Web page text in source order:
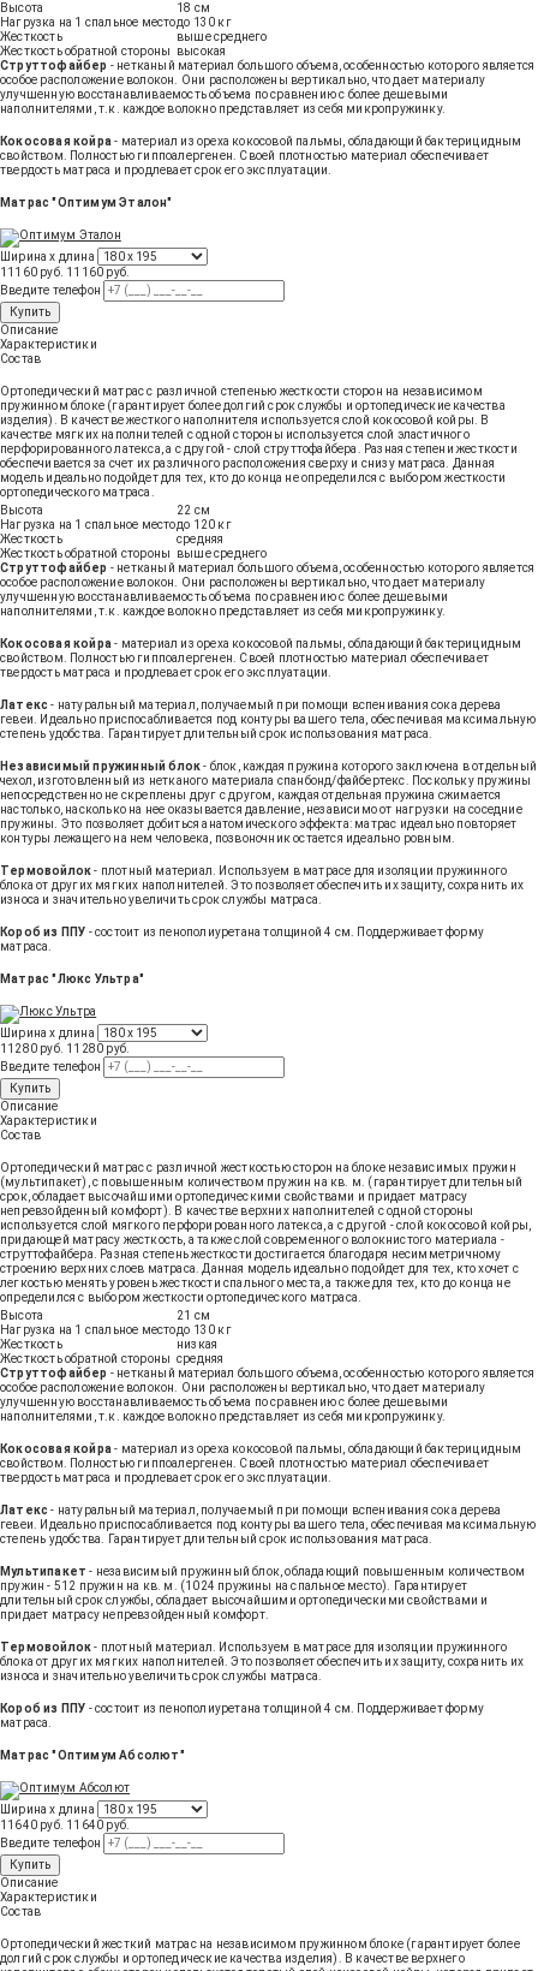
Высота
18 см
Нагрузка на 1 спальное местодо 130 кг
Жесткость
выше среднего
Жесткость обратной стороны
высокая
Струттофайбер - нетканый материал большого объема, особенностью которого является
особое расположение волокон. Они расположены вертикально, что дает материалу
улучшенную восстанавливаемость объема по сравнению с более дешевыми
наполнителями, т.к. каждое волокно представляет из себя микропружинку.
Кокосовая койра- материал из ореха кокосовой пальмы, обладающий бактерицидным
свойством. Полностью гиппоалергенен. Своей плотностью материал обеспечивает
твердость матраса и продлевает срок его эксплуатации.
Матрас "Оптимум Эталон"
Ширина х длина
11160 руб. 11160 руб.
Введите телефон
Купить
Описание
Характеристики
Состав
Ортопедический матрас с различной степенью жесткости сторон на независимом
пружинном блоке (гарантирует более долгий срок службы и ортопедические качества
изделия). В качестве жесткого наполнителя используется слой кокосовой койры. В
качестве мягких наполнителей с одной стороны используется слой эластичного
перфорированного латекса, а с другой - слой струттофайбера. Разная степени жесткости
обеспечивается за счет их различного расположения сверху и снизу матраса. Данная
модель идеально подойдет для тех, кто до конца не определился с выбором жесткости
ортопедического матраса.
Высота
22 см
Нагрузка на 1 спальное местодо 120 кг
Жесткость
средняя
Жесткость обратной стороны
выше среднего
Струттофайбер - нетканый материал большого объема, особенностью которого является
особое расположение волокон. Они расположены вертикально, что дает материалу
улучшенную восстанавливаемость объема по сравнению с более дешевыми
наполнителями, т.к. каждое волокно представляет из себя микропружинку.
Кокосовая койра- материал из ореха кокосовой пальмы, обладающий бактерицидным
свойством. Полностью гиппоалергенен. Своей плотностью материал обеспечивает
твердость матраса и продлевает срок его эксплуатации.
Латекс - натуральный материал, получаемый при помощи вспенивания сока дерева
гевеи. Идеально приспосабливается под контуры вашего тела, обеспечивая максимальную
степень удобства. Гарантирует длительный срок использования матраса.
Независимый пружинный блок- блок, каждая пружина которого заключена в отдельный
чехол, изготовленный из нетканого материала спанбонд/файбертекс. Поскольку пружины
непосредственно не скреплены друг с другом, каждая отдельная пружина сжимается
настолько, насколько на нее оказывается давление, независимо от нагрузки на соседние
пружины. Это позволяет добиться анатомического эффекта: матрас идеально повторяет
контуры лежащего на нем человека, позвоночник остается идеально ровным.
Термовойлок- плотный материал. Используем в матрасе для изоляции пружинного
блока от других мягких наполнителей. Это позволяет обеспечить их защиту, сохранить их
износа и значительно увеличить срок службы матраса.
Короб из ППУ - состоит из пенополиуретана толщиной 4 см. Поддерживает форму
матраса.
Матрас "Люкс Ультра"
Ширина х длина
11280 руб. 11280 руб.
Введите телефон
Купить
Описание
Характеристики
Состав
Ортопедический матрас с различной жесткостью сторон на блоке независимых пружин
(мультипакет), с повышенным количеством пружин на кв. м. (гарантирует длительный
срок, обладает высочайшими ортопедическими свойствами и придает матрасу
непревзойденный комфорт). В качестве верхних наполнителей с одной стороны
используется слой мягкого перфорированного латекса, а с другой - слой кокосовой койры,
придающей матрасу жесткость, а также слой современного волокнистого материала -
струттофайбера. Разная степень жесткости достигается благодаря несимметричному
строению верхних слоев матраса. Данная модель идеально подойдет для тех, кто хочет с
легкостью менять уровень жесткости спального места, а также для тех, кто до конца не
определился с выбором жесткости ортопедического матраса.
Высота
21 см
Нагрузка на 1 спальное местодо 130 кг
Жесткость
низкая
Жесткость обратной стороны средняя
Струттофайбер - нетканый материал большого объема, особенностью которого является
особое расположение волокон. Они расположены вертикально, что дает материалу
улучшенную восстанавливаемость объема по сравнению с более дешевыми
наполнителями, т.к. каждое волокно представляет из себя микропружинку.
Кокосовая койра- материал из ореха кокосовой пальмы, обладающий бактерицидным
свойством. Полностью гиппоалергенен. Своей плотностью материал обеспечивает
твердость матраса и продлевает срок его эксплуатации.
Латекс - натуральный материал, получаемый при помощи вспенивания сока дерева
гевеи. Идеально приспосабливается под контуры вашего тела, обеспечивая максимальную
степень удобства. Гарантирует длительный срок использования матраса.
Мультипакет - независимый пружинный блок, обладающий повышенным количеством
пружин - 512 пружин на кв. м. (1024 пружины на спальное место). Гарантирует
длительный срок службы, обладает высочайшими ортопедическими свойствами и
придает матрасу непревзойденный комфорт.
Термовойлок- плотный материал. Используем в матрасе для изоляции пружинного
блока от других мягких наполнителей. Это позволяет обеспечить их защиту, сохранить их
износа и значительно увеличить срок службы матраса.
Короб из ППУ - состоит из пенополиуретана толщиной 4 см. Поддерживает форму
матраса.
Матрас "Оптимум Абсолют"
Ширина х длина
11640 руб. 11640 руб.
Введите телефон
Купить
Описание
Характеристики
Состав
Ортопедический жесткий матрас на независимом пружинном блоке (гарантирует более
долгий срок службы и ортопедические качества изделия). В качестве верхнего